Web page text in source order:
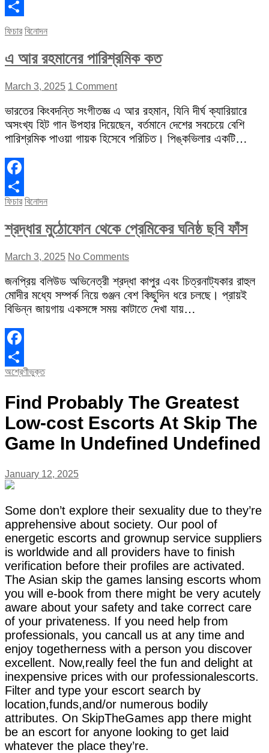
Facebook
Share
ফিচার বিনোদন
এ আর রহমানের পারিশ্রমিক কত
March 3, 2025 1 Comment
ভারতের কিংবদন্তি সংগীতজ্ঞ এ আর রহমান, যিনি দীর্ঘ ক্যারিয়ারে
অসংখ্য হিট গান উপহার দিয়েছেন, বর্তমানে দেশের সবচেয়ে বেশি
পারিশ্রমিক পাওয়া গায়ক হিসেবে পরিচিত। পিঙ্কভিলার একটি…
Facebook
Share
ফিচার বিনোদন
শ্রদ্ধার মুঠোফোন থেকে প্রেমিকের ঘনিষ্ঠ ছবি ফাঁস
March 3, 2025 No Comments
জনপ্রিয় বলিউড অভিনেত্রী শ্রদ্ধা কাপুর এবং চিত্রনাট্যকার রাহুল
মোদীর মধ্যে সম্পর্ক নিয়ে গুঞ্জন বেশ কিছুদিন ধরে চলছে। প্রায়ই
বিভিন্ন জায়গায় একসঙ্গে সময় কাটাতে দেখা যায়…
Facebook
Share
অশ্রেণীভুক্ত
Find Probably The Greatest
Low-cost Escorts At Skip The
Game In Undefined Undefined
January 12, 2025
Some don’t explore their sexuality due to they’re
apprehensive about society. Our pool of
energetic escorts and grownup service suppliers
is worldwide and all providers have to finish
verification before their profiles are activated.
The Asian skip the games lansing escorts whom
you will e-book from there might be very acutely
aware about your safety and take correct care
of your privateness. If you need help from
professionals, you cancall us at any time and
enjoy togetherness with a person you discover
excellent. Now,really feel the fun and delight at
inexpensive prices with our professionalescorts.
Filter and type your escort search by
location,funds,and/or numerous bodily
attributes. On SkipTheGames app there might
be an escort for anyone looking to get laid
whatever the place they’re.